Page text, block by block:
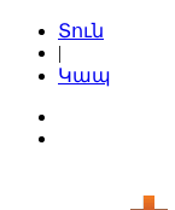
Տուն
|
Կապ